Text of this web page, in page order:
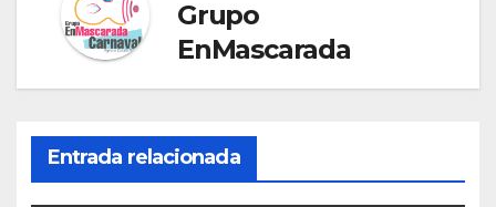
Grupo
EnMascarada
Entrada relacionada